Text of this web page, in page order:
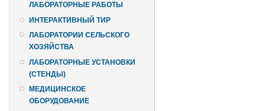
ЛАБОРАТОРНЫЕ РАБОТЫ
ИНТЕРАКТИВНЫЙ ТИР
ЛАБОРАТОРИИ СЕЛЬСКОГО
ХОЗЯЙСТВА
ЛАБОРАТОРНЫЕ УСТАНОВКИ
(СТЕНДЫ)
МЕДИЦИНСКОЕ
ОБОРУДОВАНИЕ